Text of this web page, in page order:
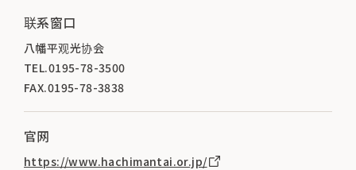
联系窗口
八幡平观光协会
TEL.0195-78-3500
FAX.0195-78-3838
官网
https://www.hachimantai.or.jp/